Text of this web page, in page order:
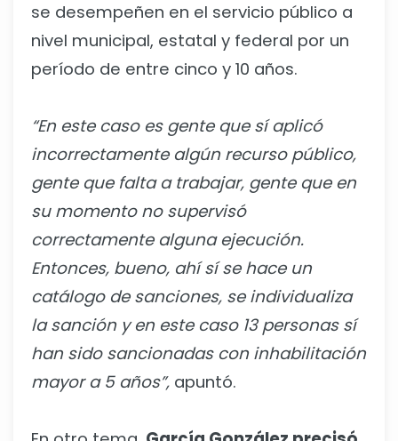
se desempeñen en el servicio público a
nivel municipal, estatal y federal por un
período de entre cinco y 10 años.
“En este caso es gente que sí aplicó
incorrectamente algún recurso público,
gente que falta a trabajar, gente que en
su momento no supervisó
correctamente alguna ejecución.
Entonces, bueno, ahí sí se hace un
catálogo de sanciones, se individualiza
la sanción y en este caso 13 personas sí
han sido sancionadas con inhabilitación
mayor a 5 años”, apuntó.